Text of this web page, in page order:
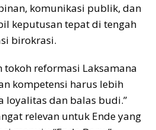
komunikasi publik, dan
keputusan tepat di tengah
birokrasi.
reformasi Laksamana
kompetensi harus lebih
dan balas budi.”
relevan untuk Ende yang